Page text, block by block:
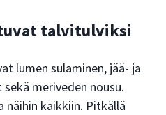
talvitulviksi
lumen sulaminen, jää- ja
meriveden nousu.
kaikkiin. Pitkällä